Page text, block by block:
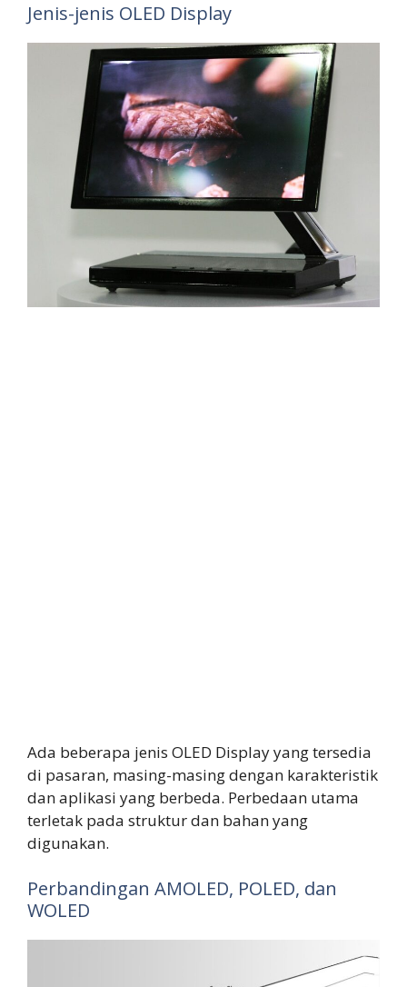
Jenis-jenis OLED Display
Ada beberapa jenis OLED Display yang tersedia
di pasaran, masing-masing dengan karakteristik
dan aplikasi yang berbeda. Perbedaan utama
terletak pada struktur dan bahan yang
digunakan.
Perbandingan AMOLED, POLED, dan
WOLED